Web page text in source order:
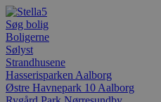
Videre
til
indhold
Søg bolig
Boligerne
Sølyst
Strandhusene
Hasserisparken Aalborg
Østre Havnepark 10 Aalborg